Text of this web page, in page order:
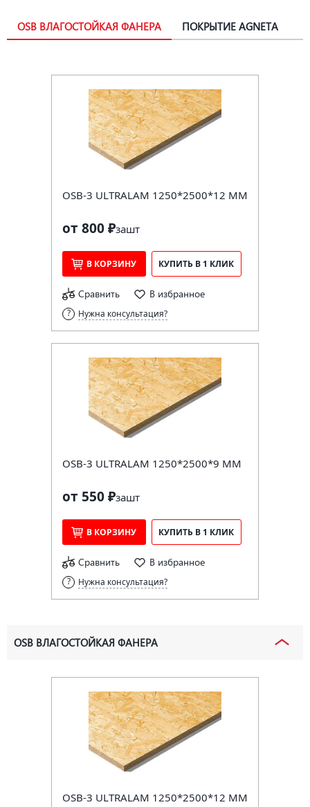
OSB ВЛАГОСТОЙКАЯ ФАНЕРА ПОКРЫТИЕ AGNETA
OSB-3 ULTRALAM 1250*2500*12 ММ
от 800 ₽зашт
В КОРЗИНУ КУПИТЬ В 1 КЛИК
Сравнить В избранное
Нужна консультация?
OSB-3 ULTRALAM 1250*2500*9 ММ
от 550 ₽зашт
В КОРЗИНУ КУПИТЬ В 1 КЛИК
Сравнить В избранное
Нужна консультация?
OSB ВЛАГОСТОЙКАЯ ФАНЕРА
OSB-3 ULTRALAM 1250*2500*12 ММ